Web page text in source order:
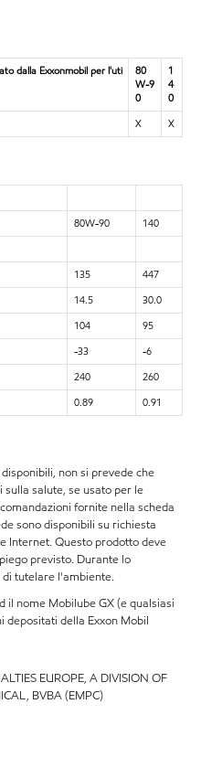
dalla Exxonmobil per l'uti
80
W-9
0
1
4
0
X X
80W-90
140
135
447
14.5
30.0
104
95
-33
-6
240
260
0.89 0.91
non si prevede che
salute, se usato per le
fornite nella scheda
sono disponibili su richiesta
Internet. Questo prodotto deve
previsto. Durante lo
tutelare l'ambiente.
il nome Mobilube GX (e qualsiasi
della Exxon Mobil
EUROPE, A DIVISION OF
BVBA (EMPC)